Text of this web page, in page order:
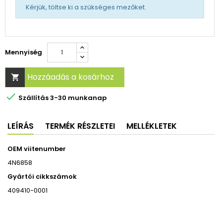
Kérjük, töltse ki a szükséges mezőket.
Mennyiség
 Hozzáadás a kosárhoz
 Szállítás 3-30 munkanap
LEÍRÁS TERMÉK RÉSZLETEI MELLÉKLETEK
OEM viitenumber
4N6858
Gyártói cikkszámok
409410-0001